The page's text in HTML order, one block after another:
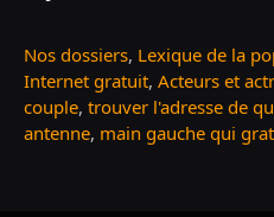
Nos dossiers, Lexique de la
Internet gratuit, Acteurs et
couple, trouver l'adresse de
antenne, main gauche qui